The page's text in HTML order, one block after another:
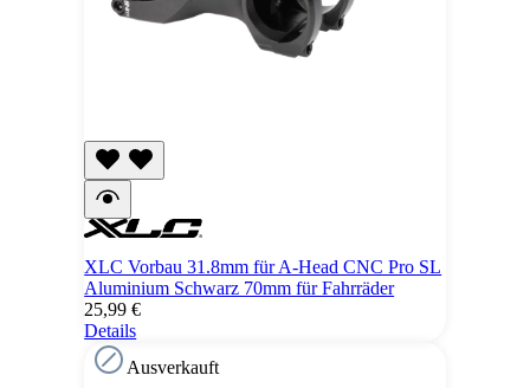
XLC Vorbau 31.8mm für A-Head CNC Pro SL
Aluminium Schwarz 70mm für Fahrräder
25,99 €
Details
Ausverkauft